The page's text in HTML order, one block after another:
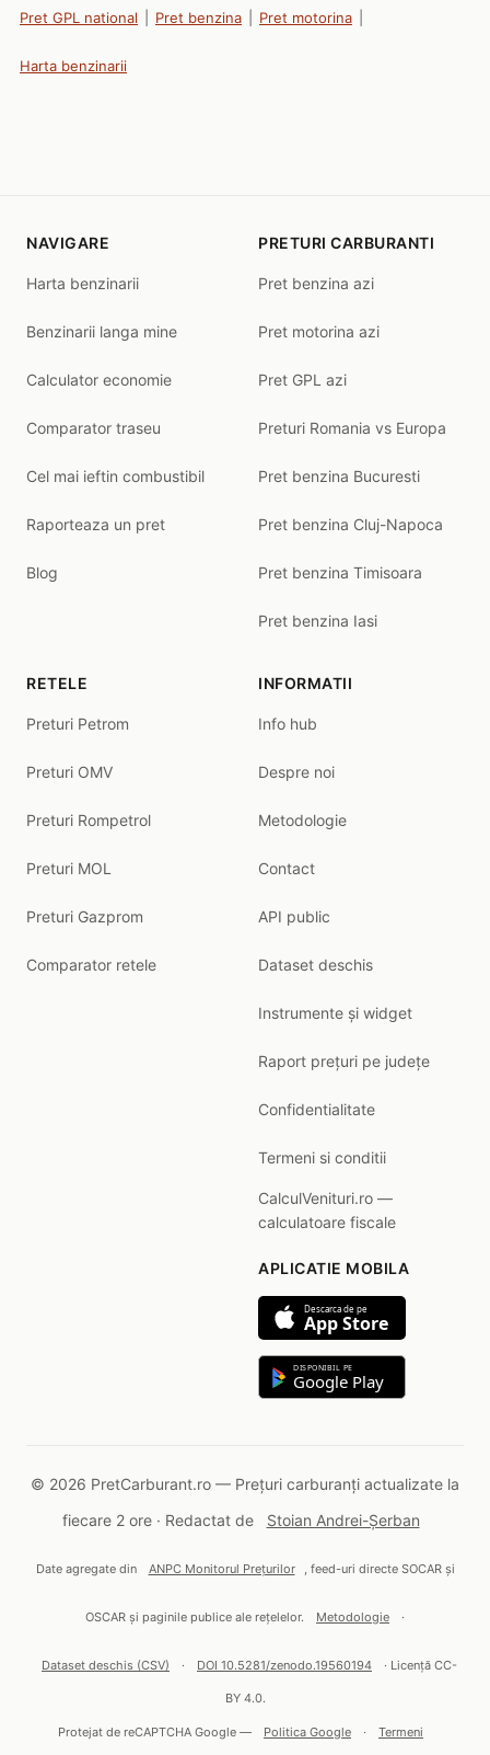
Pret GPL national Pret benzina Pret motorina
Harta benzinarii
NAVIGARE
Harta benzinarii
Benzinarii langa mine
Calculator economie
Comparator traseu
Cel mai ieftin combustibil
Raporteaza un pret
Blog
PRETURI CARBURANTI
Pret benzina azi
Pret motorina azi
Pret GPL azi
Preturi Romania vs Europa
Pret benzina Bucuresti
Pret benzina Cluj-Napoca
Pret benzina Timisoara
Pret benzina Iasi
RETELE
Preturi Petrom
Preturi OMV
Preturi Rompetrol
Preturi MOL
Preturi Gazprom
Comparator retele
INFORMATII
Info hub
Despre noi
Metodologie
Contact
API public
Dataset deschis
Instrumente și widget
Raport prețuri pe județe
Confidentialitate
Termeni si conditii
CalculVenituri.ro —
calculatoare fiscale
APLICATIE MOBILA
Descarca de pe
App Store
DISPONIBIL PE
Google Play
© 2026 PretCarburant.ro — Prețuri carburanți actualizate la
fiecare 2 ore · Redactat de
Stoian Andrei-Șerban
Date agregate din ANPC Monitorul Prețurilor , feed-uri directe SOCAR și
OSCAR și paginile publice ale rețelelor. Metodologie ·
Dataset deschis (CSV) · DOI 10.5281/zenodo.19560194 · Licență CC-
BY 4.0.
Protejat de reCAPTCHA Google — Politica Google · Termeni